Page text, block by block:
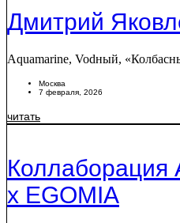
Дмитрий
Aquamarine, Vodный,
Москва
7 февраля, 2026
читать
Коллаборация
x EGOMIA